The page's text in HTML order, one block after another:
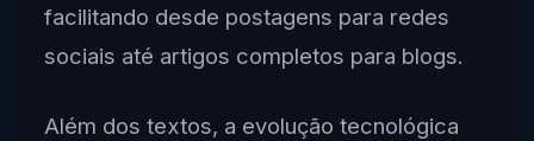
facilitando desde postagens para redes
sociais até artigos completos para blogs.
Além dos textos, a evolução tecnológica